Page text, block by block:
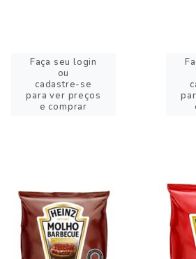
Faça seu login
ou
cadastre-se
para ver preços
e comprar